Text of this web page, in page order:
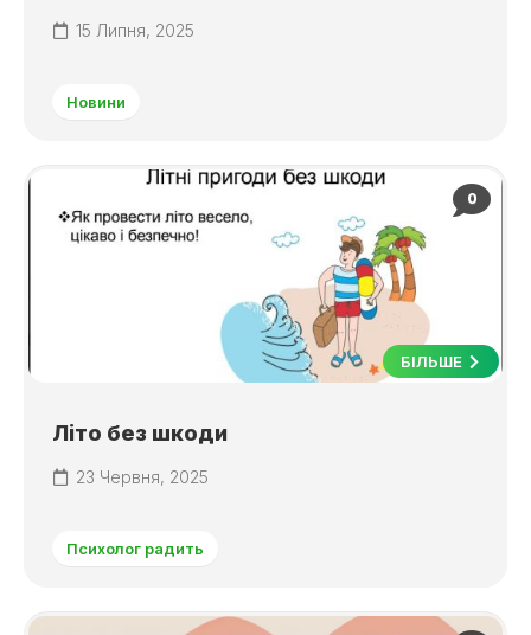
15 Липня, 2025
Новини
0
БІЛЬШЕ
Літо без шкоди
23 Червня, 2025
Психолог радить